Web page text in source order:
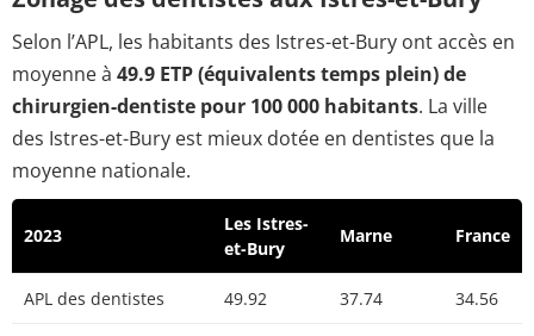
Selon l’APL, les habitants des Istres-et-Bury ont accès en
moyenne à 49.9 ETP (équivalents temps plein) de
chirurgien-dentiste pour 100 000 habitants. La ville
des Istres-et-Bury est mieux dotée en dentistes que la
moyenne nationale.
2023
Les Istres-
et-Bury
Marne France
APL des dentistes 49.92 37.74 34.56